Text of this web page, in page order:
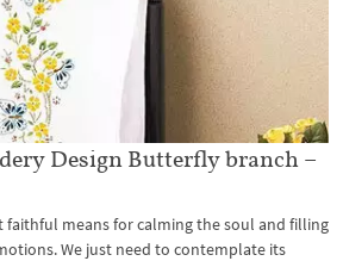
Design Butterfly branch –
faithful means for calming the soul and filling
We just need to contemplate its